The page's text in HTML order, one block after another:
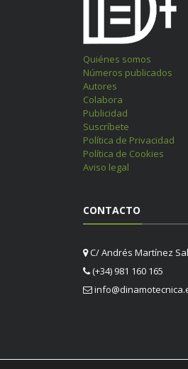
Quiénes somos
Números publicados
Autores
Colabora
Publicidad
Suscríbete
Política de Privacidad
Política de Cookies
Aviso legal
CONTACTO
C/ Andrés Martínez
(+34) 981 160 165